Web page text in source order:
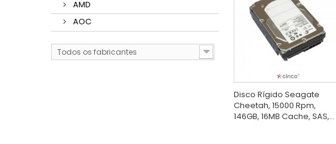
AMD
AOC
Todos os fabricantes
Disco Rígido Seagate
Cheetah, 15000 Rpm,
146GB, 16MB Cache, SAS,...